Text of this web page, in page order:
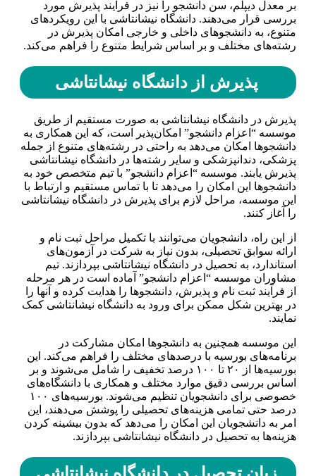
بر معدل دیپلم، سن دانشجو را نیز در فرآیند پذیرش مورد
بررسی قرار می‌دهند. دانشگاه نیشانتاشی با این رویکردهای
متنوع، به دانشجوهای داخلی و خارجی امکان پذیرش در
رشته‌های مختلف و بر اساس شرایط متنوع را فراهم می‌کند.
پذیرش از دانشگاه نیشانتاشی
پذیرش در دانشگاه نیشانتاشی به صورت مستقیم از طریق
موسسه “اعزام دانشجو” امکان‌پذیر است، که این همکاری به
دانشجوها امکان می‌دهد به راحتی در رشته‌های متنوع از جمله
پزشکی، دندانپزشکی و سایر رشته‌ها در دانشگاه نیشانتاشی
پذیرش یابند. موسسه “اعزام دانشجو” با تیم متخصص خود به
دانشجوها این امکان را می‌دهد تا با تماس مستقیم و ارتباط با
این موسسه، مراحل لازم برای پذیرش در دانشگاه نیشانتاشی
را آغاز کنند.
از این راه، دانشجویان می‌توانند با تکمیل مراحل ثبت نام و
ارائه سوابق تحصیلی، بدون نیاز به شرکت در آزمون‌های
استاندارد، به تحصیل در دانشگاه نیشانتاشی بپردازند. تیم
مشاوران موسسه “اعزام دانشجو” آماده است در هر مرحله
از فرآیند ثبت نام و پذیرش، دانشجوها را هدایت کرده و آنها را
در بهترین شکل ممکن برای ورود به دانشگاه نیشانتاشی کمک
نمایند.
این موسسه همچنین به دانشجوها امکان مشارکت در
برنامه‌های بورسیه با درصدهای مختلف را فراهم می‌کند. این
بورسیه‌ها از ۲۰ تا ۱۰۰ درصد تخفیف را شامل می‌شوند و بر
اساس بررسی دقیق موارد مختلف و همکاری با دانشگاه‌های
خصوصی برای دانشجویان تنظیم می‌شوند. بورسیه‌های ۱۰۰
درصد حتی تمامی هزینه‌های تحصیلی را پوشش می‌دهند، این
امر به دانشجویان این امکان را می‌دهد که بدون بیشینه کردن
هزینه‌ها به تحصیل در دانشگاه نیشانتاشی بپردازند.